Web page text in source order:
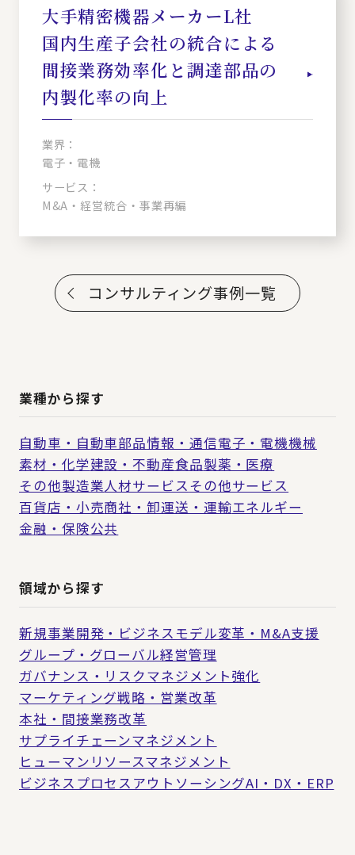
大手精密機器メーカーL社
国内生産子会社の統合による
間接業務効率化と調達部品の
内製化率の向上
業界：
電子・電機
サービス：
M&A・経営統合・事業再編
コンサルティング事例一覧
業種から探す
自動車・自動車部品情報・通信電子・電機機械
素材・化学建設・不動産食品製薬・医療
その他製造業人材サービスその他サービス
百貨店・小売商社・卸運送・運輸エネルギー
金融・保険公共
領域から探す
新規事業開発・ビジネスモデル変革・M&A支援
グループ・グローバル経営管理
ガバナンス・リスクマネジメント強化
マーケティング戦略・営業改革
本社・間接業務改革
サプライチェーンマネジメント
ヒューマンリソースマネジメント
ビジネスプロセスアウトソーシングAI・DX・ERP